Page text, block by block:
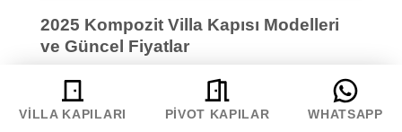
2025 Kompozit Villa Kapısı Modelleri
ve Güncel Fiyatlar
2025 yılında kompozit villa kapıları
, hem modern
hem de klasik tasarımlar ile villa sahiplerinin
tercihi olmaya devam etmektedir. Ahşap desenli
VILLA KAPILARI PIVOT KAPILAR WHATSAPP